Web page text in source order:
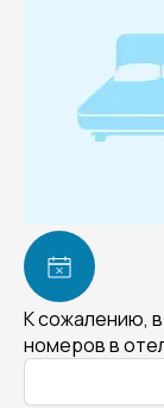
К сожалению,
номеров в